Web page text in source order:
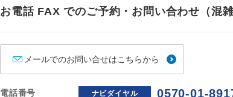
お電話 FAX でのご予約・お問い合わせ（混
メールでのお問い合せはこちらから
電話番号 ナビダイヤル 0570-01-
ホテル指定
おひとり様バス2席利用